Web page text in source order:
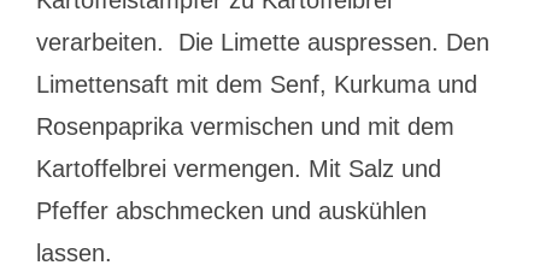
verarbeiten. Die Limette auspressen. Den
Limettensaft mit dem Senf, Kurkuma und
Rosenpaprika vermischen und mit dem
Kartoffelbrei vermengen. Mit Salz und
Pfeffer abschmecken und auskühlen
lassen.